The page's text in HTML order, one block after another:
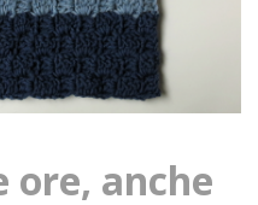
ore, anche